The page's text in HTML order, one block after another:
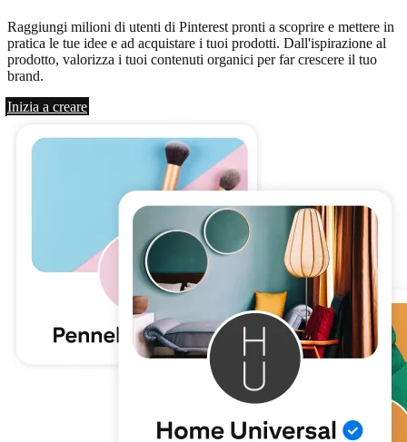
Raggiungi milioni di utenti di Pinterest pronti a scoprire e mettere in
pratica le tue idee e ad acquistare i tuoi prodotti. Dall'ispirazione al
prodotto, valorizza i tuoi contenuti organici per far crescere il tuo
brand.
Inizia a creare